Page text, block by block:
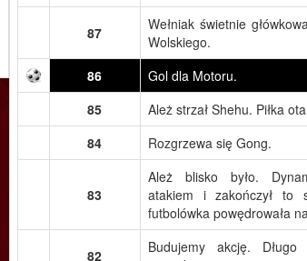
87
Wełniak świetnie
Wolskiego.
86
Gol dla Motoru.
85
Ależ strzał Shehu. Piłka
84
Rozgrzewa się Gong.
83
Ależ blisko było.
atakiem i zakończył to
futbolówka powędrowała
82
Budujemy akcję.